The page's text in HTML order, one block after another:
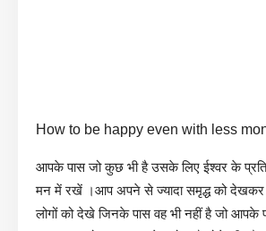
How to be happy even with less
आपके पास जो कुछ भी है उसके लिए ईश्वर के प्रति
मन में रखें ।आप अपने से ज्यादा समृद्ध को देखकर
लोगों को देखे जिनके पास वह भी नहीं है जो आपके